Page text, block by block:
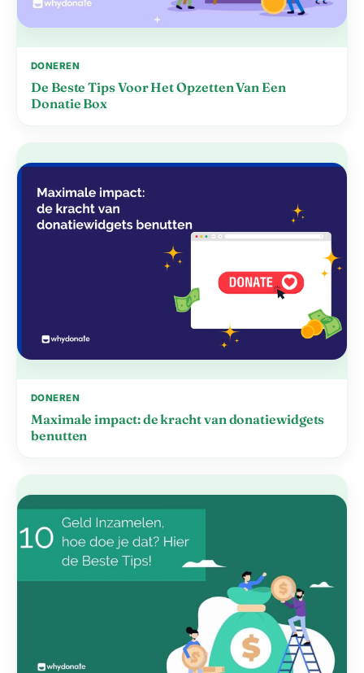
DONEREN
De Beste Tips Voor Het Opzetten Van Een
Donatie Box
DONEREN
Maximale impact: de kracht van donatiewidgets
benutten